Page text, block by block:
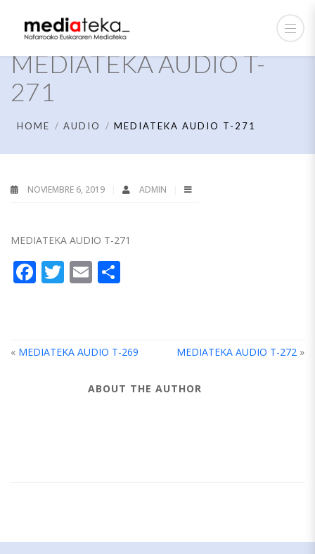
MEDIATEKA AUDIO T-
271
HOME AUDIO MEDIATEKA AUDIO T-271
NOVIEMBRE 6, 2019 ADMIN
MEDIATEKA AUDIO T-271
Facebook
Twitter
Email
« MEDIATEKA AUDIO T-269 MEDIATEKA AUDIO T-272 »
ABOUT THE AUTHOR